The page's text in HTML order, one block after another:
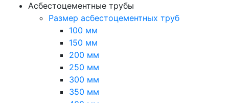
Асбестоцементные трубы
Размер асбестоцементных труб
100 мм
150 мм
200 мм
250 мм
300 мм
350 мм